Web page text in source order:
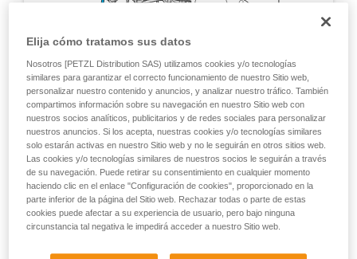
Elija cómo tratamos sus datos
Nosotros [PETZL Distribution SAS) utilizamos cookies y/o tecnologías
similares para garantizar el correcto funcionamiento de nuestro Sitio web,
personalizar nuestro contenido y anuncios, y analizar nuestro tráfico. También
compartimos información sobre su navegación en nuestro Sitio web con
nuestros socios analíticos, publicitarios y de redes sociales para personalizar
nuestros anuncios. Si los acepta, nuestras cookies y/o tecnologías similares
solo estarán activas en nuestro Sitio web y no le seguirán en otros sitios web.
Las cookies y/o tecnologías similares de nuestros socios le seguirán a través
de su navegación. Puede retirar su consentimiento en cualquier momento
haciendo clic en el enlace "Configuración de cookies", proporcionado en la
parte inferior de la página del Sitio web. Rechazar todas o parte de estas
cookies puede afectar a su experiencia de usuario, pero bajo ninguna
circunstancia tal negativa le impedirá acceder a nuestro Sitio web.